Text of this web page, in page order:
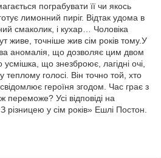
пограбувати її чи якось
лимонний пиріг. Відтак удома в
смаколик, і кухар… Чоловіка
живе, точніше жив сім років тому.У
аномалія, що дозволяє цим двом
що знезброює, лагідні очі,
теплому голосі. Він точно той, хто
героїня згодом. Час грає з
переможе? Усі відповіді на
у сім років» Ешлі Постон.